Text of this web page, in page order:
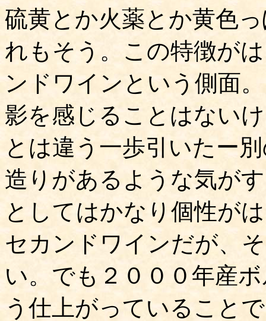
硫黄とか火薬とか黄色
れもそう。この特徴が
ンドワインという側面
影を感じることはない
とは違う一歩引いたー
造りがあるような気が
としてはかなり個性が
セカンドワインだが、
い。でも２０００年産
う仕上がっていること